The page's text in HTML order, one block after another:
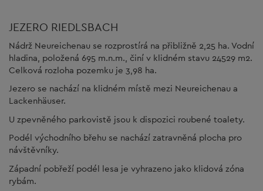
JEZERO RIEDLSBACH
Nádrž Neureichenau se rozprostírá na přibližně 2,25 ha. Vodní
hladina, položená 695 m.n.m., činí v klidném stavu 24529 m2.
Celková rozloha pozemku je 3,98 ha.
Jezero se nachází na klidném místě mezi Neureichenau a
Lackenhäuser.
U zpevněného parkovistě jsou k dispozici roubené toalety.
Podél východního břehu se nachází zatravněná plocha pro
návštěvníky.
Západní pobřeží podél lesa je vyhrazeno jako klidová zóna
rybám.